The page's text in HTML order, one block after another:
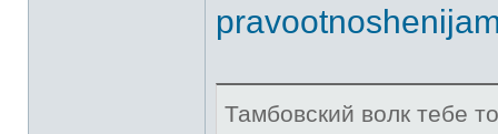
Тамбовский волк тебе